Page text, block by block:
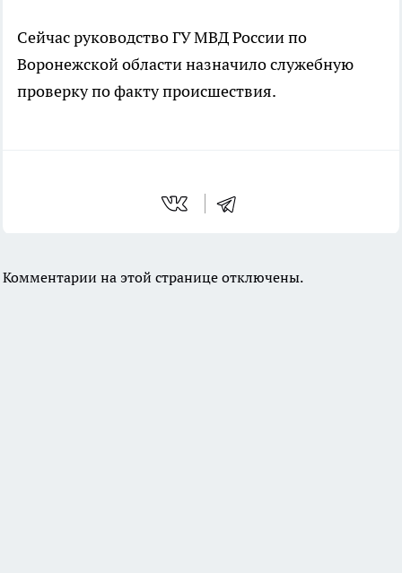
Сейчас руководство ГУ МВД России по
Воронежской области назначило служебную
проверку по факту происшествия.
Комментарии на этой странице отключены.